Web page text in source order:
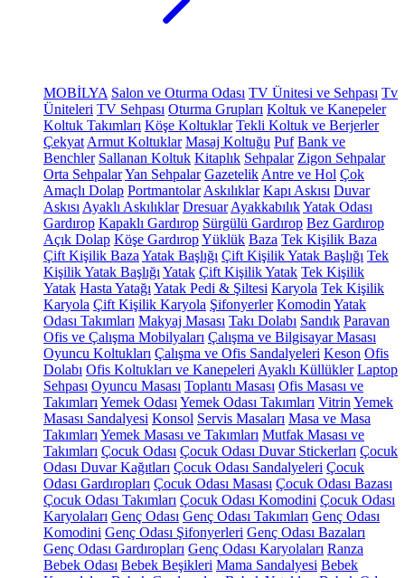
MOBİLYA Salon ve Oturma Odası TV Ünitesi ve Sehpası Tv
Üniteleri TV Sehpası Oturma Grupları Koltuk ve Kanepeler
Koltuk Takımları Köşe Koltuklar Tekli Koltuk ve Berjerler
Çekyat Armut Koltuklar Masaj Koltuğu Puf Bank ve
Benchler Sallanan Koltuk Kitaplık Sehpalar Zigon Sehpalar
Orta SehpalarYan Sehpalar Gazetelik Antre ve Hol Çok
Amaçlı Dolap Portmantolar Askılıklar Kapı Askısı Duvar
Askısı Ayaklı Askılıklar Dresuar AyakkabılıkYatak Odası
Gardırop Kapaklı Gardırop Sürgülü Gardırop Bez Gardırop
Açık Dolap Köşe GardıropYüklük Baza Tek Kişilik Baza
Çift Kişilik Baza Yatak Başlığı Çift Kişilik Yatak Başlığı Tek
Kişilik Yatak Başlığı Yatak Çift Kişilik Yatak Tek Kişilik
Yatak Hasta Yatağı Yatak Pedi & Şiltesi Karyola Tek Kişilik
Karyola Çift Kişilik Karyola Şifonyerler Komodin Yatak
Odası Takımları Makyaj Masası Takı Dolabı Sandık Paravan
Ofis ve Çalışma Mobilyaları Çalışma ve Bilgisayar Masası
Oyuncu Koltukları Çalışma ve Ofis Sandalyeleri Keson Ofis
Dolabı Ofis Koltukları ve Kanepeleri Ayaklı Küllükler Laptop
Sehpası Oyuncu Masası Toplantı Masası Ofis Masası ve
Takımları Yemek Odası Yemek Odası Takımları Vitrin Yemek
Masası Sandalyesi Konsol Servis Masaları Masa ve Masa
Takımları Yemek Masası ve Takımları Mutfak Masası ve
Takımları Çocuk Odası Çocuk Odası Duvar Stickerları Çocuk
Odası Duvar Kağıtları Çocuk Odası Sandalyeleri Çocuk
Odası Gardıropları Çocuk Odası Masası Çocuk Odası Bazası
Çocuk Odası Takımları Çocuk Odası Komodini Çocuk Odası
Karyolaları Genç Odası Genç Odası Takımları Genç Odası
Komodini Genç Odası Şifonyerleri Genç Odası Bazaları
Genç Odası Gardıropları Genç Odası Karyolaları Ranza
Bebek Odası Bebek Beşikleri Mama Sandalyesi Bebek